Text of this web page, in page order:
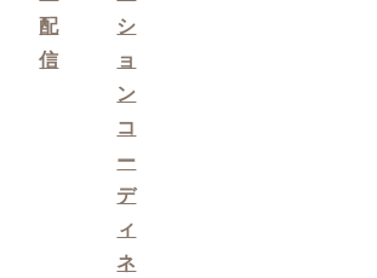
配
信
シ
ョ
ン
コ
ー
デ
ィ
ネ